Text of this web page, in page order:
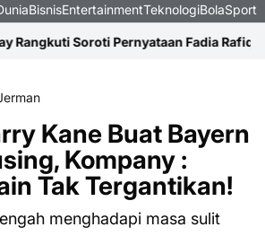
BisnisEntertainmentTeknologiBolaSport
Soroti Pernyataan Fadia RafiqTren Baru
Kane Buat Bayern
Kompany :
Tak Tergantikan!
menghadapi masa sulit